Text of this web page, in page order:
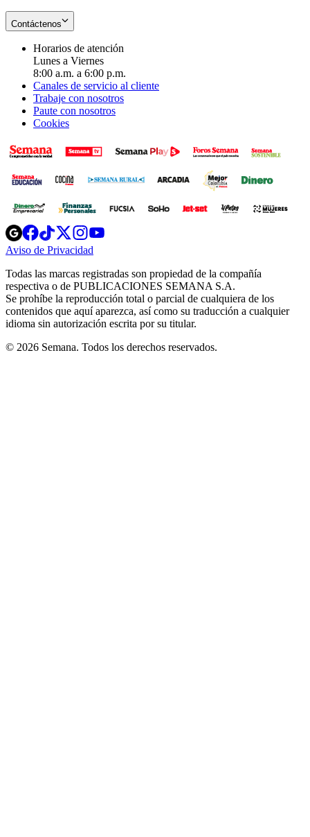
Contáctenos
Horarios de atención
Lunes a Viernes
8:00 a.m. a 6:00 p.m.
Canales de servicio al cliente
Trabaje con nosotros
Paute con nosotros
Cookies
Opens
in
new
Opens
in
new
Opens
in
new
window
Opens
new
windowwindow
Aviso de Privacidad
new
window
Todas las marcas registradas son propiedad de la compañía
respectiva o de PUBLICACIONES SEMANA S.A.
Se prohíbe la reproducción total o parcial de cualquiera de los
contenidos que aquí aparezca, así como su traducción a cualquier
idioma sin autorización escrita por su titular.
© 2026 Semana. Todos los derechos reservados.